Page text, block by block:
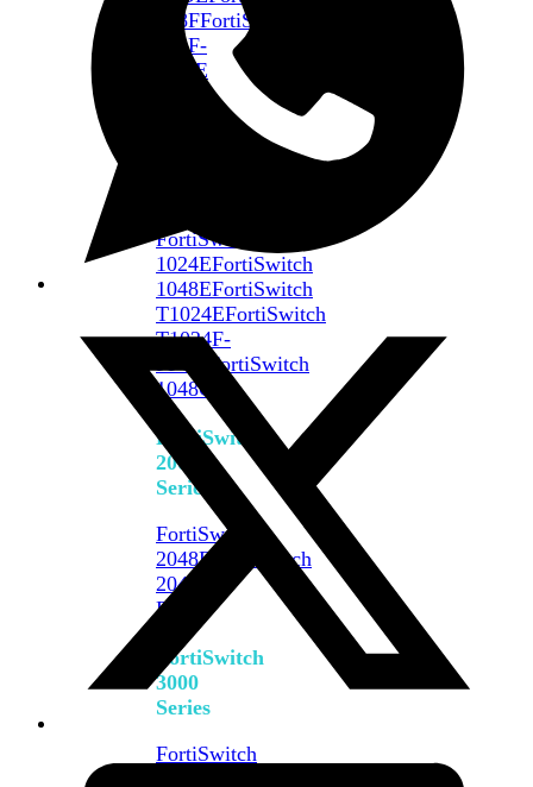
648FFortiSwitch
648F-
FPOE
FortiSwitch
FortiSwitch
1024EFortiSwitch
1048EFortiSwitch
T1024EFortiSwitch
T1024F-
FPOE
FortiSwitch
1048G
FortiSwitch
2000
Series
FortiSwitch
2048F FortiSwitch
2048F-
B2F
FortiSwitch
3000
Series
FortiSwitch